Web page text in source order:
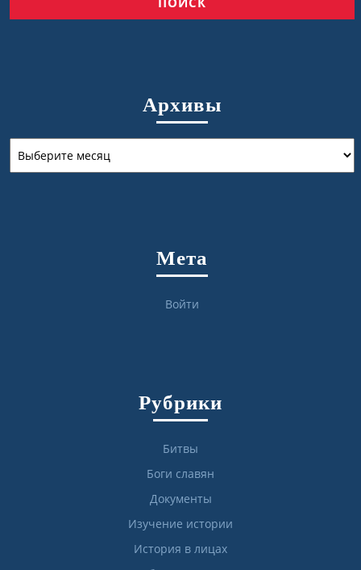
Архивы
Мета
Войти
Рубрики
Битвы
Боги славян
Документы
Изучение истории
История в лицах